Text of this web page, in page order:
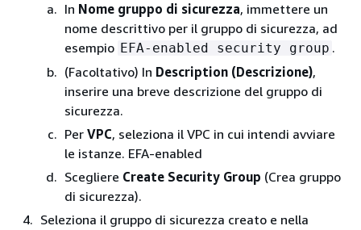
In Nome gruppo di sicurezza, immettere un
nome descrittivo per il gruppo di sicurezza, ad
esempio EFA-enabled security group .
(Facoltativo) In Description (Descrizione),
inserire una breve descrizione del gruppo di
sicurezza.
Per VPC, seleziona il VPC in cui intendi avviare
le istanze. EFA-enabled
Scegliere Create Security Group (Crea gruppo
di sicurezza).
Seleziona il gruppo di sicurezza creato e nella